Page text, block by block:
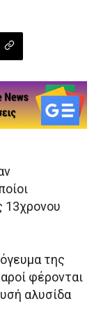
13χρονου
της
φέρονται
αλυσίδα